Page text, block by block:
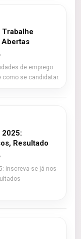
Abertas
de emprego
como se candidatar.
2025:
Resultado
inscreva-se já nos